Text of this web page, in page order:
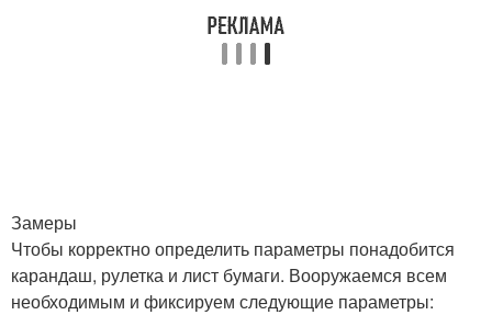
Замеры
Чтобы корректно определить параметры понадобится
карандаш, рулетка и лист бумаги. Вооружаемся всем
необходимым и фиксируем следующие параметры: